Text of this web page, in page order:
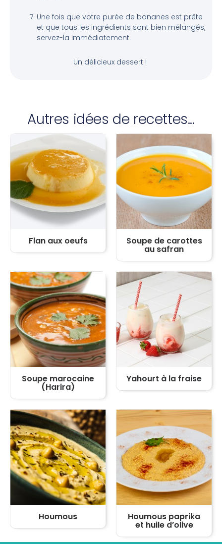
Une fois que votre purée de bananes est prête
et que tous les ingrédients sont bien mélangés,
servez-la immédiatement.
Un délicieux dessert !
Autres idées de recettes...
Flan aux oeufs Soupe de carottes
au safran
Soupe marocaine
(Harira)
Yahourt à la fraise
Houmous Houmous paprika
et huile d’olive